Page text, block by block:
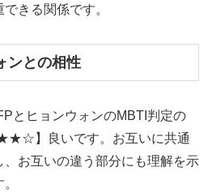
きる関係です。
ンとの相性
とヒョンウォンのMBTI判定の
】良いです。お互いに共通
お互いの違う部分にも理解を示